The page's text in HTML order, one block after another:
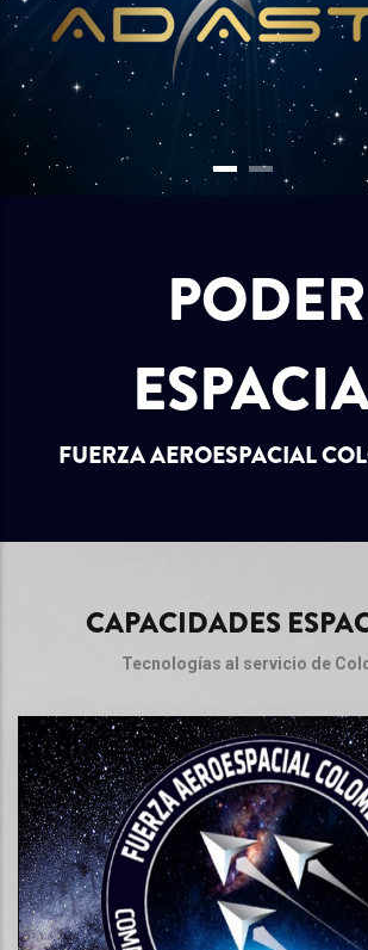
PODER
FUERZA AEROESPACIAL
CAPACIDADES
Tecnologías al servicio de